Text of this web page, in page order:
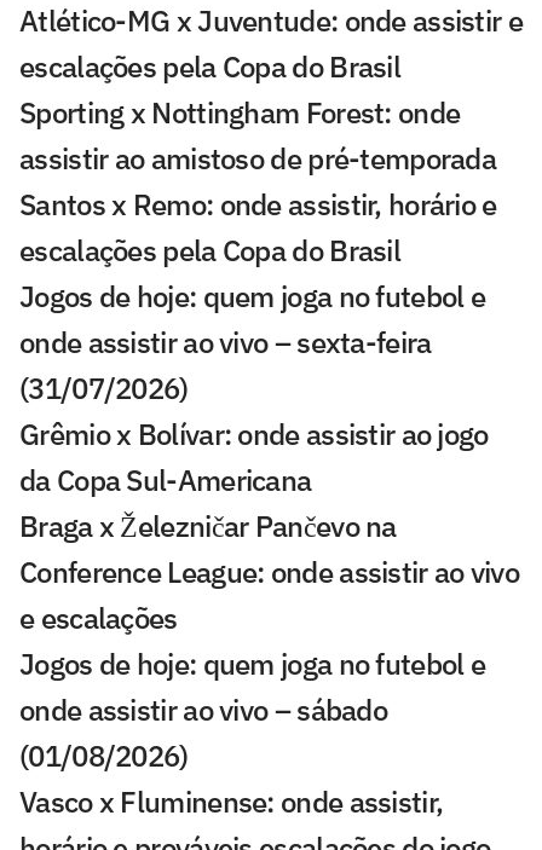
Atlético-MG x Juventude: onde assistir e
escalações pela Copa do Brasil
Sporting x Nottingham Forest: onde
assistir ao amistoso de pré-temporada
Santos x Remo: onde assistir, horário e
escalações pela Copa do Brasil
Jogos de hoje: quem joga no futebol e
onde assistir ao vivo – sexta-feira
(31/07/2026)
Grêmio x Bolívar: onde assistir ao jogo
da Copa Sul-Americana
Braga x Železničar Pančevo na
Conference League: onde assistir ao vivo
e escalações
Jogos de hoje: quem joga no futebol e
onde assistir ao vivo – sábado
(01/08/2026)
Vasco x Fluminense: onde assistir,